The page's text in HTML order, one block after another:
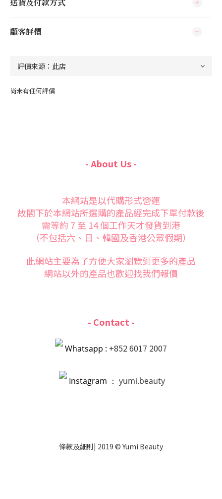
顧客評價
尚未有任何評價
- About Us -
本網站是以代購形式營運
故閣下於本網站所選購的產品經完成下單付款後
需等約 7 至 14 個工作天才發貨到港
（不包括六、日、韓國及香港公眾假期）
此網站主要為了方便大家瀏覽到更多的產品
網站以外的產品也歡迎找我們報價
- Contact -
Whatsapp : +852 6017 2007
Instagram ： yumi.beauty
條款及細則| 2019 © Yumi Beauty